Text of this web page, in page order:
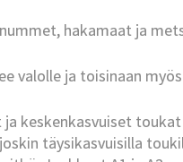
hakamaat ja
valolle ja toisinaan
keskenkasvuiset
täysikasvuisilla